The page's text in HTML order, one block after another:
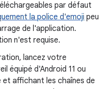
par défaut
la police d'emoji peu
de l'application.
n'est requise.
lancez votre
équipé d'Android 11 ou
et affichant les chaînes de